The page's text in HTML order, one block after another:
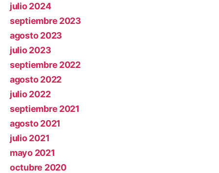
julio 2024
septiembre 2023
agosto 2023
julio 2023
septiembre 2022
agosto 2022
julio 2022
septiembre 2021
agosto 2021
julio 2021
mayo 2021
octubre 2020